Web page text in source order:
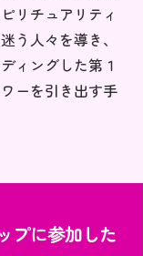
リチュアリティ
う人々を導き、
ィングした第１
ーを引き出す手
プに参加した